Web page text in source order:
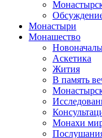
Монастыри
Монашество
Аскетика
Жития
В память
Монахи